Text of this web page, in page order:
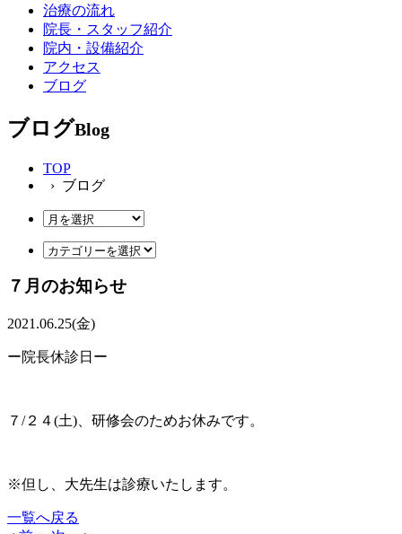
治療の流れ
院長・スタッフ紹介
院内・設備紹介
アクセス
ブログ
ブログBlog
TOP
› ブログ
７月のお知らせ
2021.06.25(金)
ー院長休診日ー
７/２４(土)、研修会のためお休みです。
※但し、大先生は診療いたします。
一覧へ戻る